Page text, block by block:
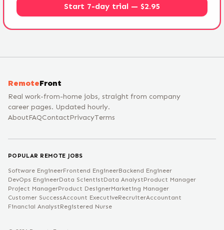
Start 7-day trial — $2.95
RemoteFront
Real work-from-home jobs, straight from company
career pages. Updated hourly.
AboutFAQContactPrivacyTerms
POPULAR REMOTE JOBS
Software EngineerFrontend EngineerBackend Engineer
DevOps EngineerData ScientistData AnalystProduct Manager
Project ManagerProduct DesignerMarketing Manager
Customer SuccessAccount ExecutiveRecruiterAccountant
Financial AnalystRegistered Nurse